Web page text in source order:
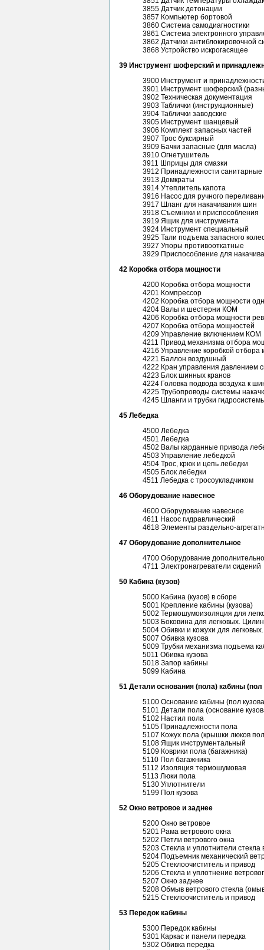
3855 Датчик детонации
3857 Компьютер бортовой
3860 Система самодиагностики
3861 Система электронного
3862 Датчики антиблокировочной
3868 Устройство искрогасящее
39 Инструмент шоферский и
3900 Инструмент и
3901 Инструмент шоферский
3902 Техническая документация
3903 Таблички (инструкционные)
3904 Таблички заводские
3905 Инструмент шанцевый
3906 Комплект запасных частей
3907 Трос буксирный
3909 Бачки запасные (для масла)
3910 Огнетушитель
3911 Шприцы для смазки
3912 Принадлежности санитарные
3913 Домкраты
3914 Утеплитель капота
3916 Насос для ручного
3917 Шланг для накачивания шин
3918 Съемники и приспособления
3919 Ящик для инструмента
3924 Инструмент специальный
3925 Тали подъема запасного
3927 Упоры противооткатные
3929 Приспособление для
42 Коробка отбора мощности
4200 Коробка отбора мощности
4201 Компрессор
4202 Коробка отбора мощности
4204 Валы и шестерни КОМ
4206 Коробка отбора мощности
4207 Коробка отбора мощностей
4209 Управление включением КОМ
4211 Привод механизма отбора
4216 Управление коробкой отбора
4221 Баллон воздушный
4222 Кран управления давлением
4223 Блок шинных кранов
4224 Головка подвода воздуха к
4225 Трубопроводы системы
4245 Шланги и трубки
45 Лебедка
4500 Лебедка
4501 Лебедка
4502 Валы карданные привода
4503 Управление лебедкой
4504 Трос, крюк и цепь лебедки
4505 Блок лебедки
4511 Лебедка с тросоукладчиком
46 Оборудование навесное
4600 Оборудование навесное
4611 Насос гидравлический
4618 Элементы раздельно-
47 Оборудование дополнительное
4700 Оборудование
4711 Электронагреватели сидений
50 Кабина (кузов)
5000 Кабина (кузов) в сборе
5001 Крепление кабины (кузова)
5002 Термошумоизоляция для
5003 Боковина для легковых.
5004 Обивки и кожухи для
5007 Обивка кузова
5009 Трубки механизма подъема
5011 Обивка кузова
5018 Запор кабины
5099 Кабина
51 Детали основания (пола) кабины (пол
5100 Основание кабины (пол
5101 Детали пола (основание
5102 Настил пола
5105 Принадлежности пола
5107 Кожух пола (крышки люков
5108 Ящик инструментальный
5109 Коврики пола (багажника)
5110 Пол багажника
5112 Изоляция термошумовая
5113 Люки пола
5130 Уплотнители
5199 Пол кузова
52 Окно ветровое и заднее
5200 Окно ветровое
5201 Рама ветрового окна
5202 Петли ветрового окна
5203 Стекла и уплотнители стекла
5204 Подъемник механический
5205 Стеклоочиститель и привод
5206 Стекла и уплотнение
5207 Окно заднее
5208 Обмыв ветрового стекла
5215 Стеклоочиститель и привод
53 Передок кабины
5300 Передок кабины
5301 Каркас и панели передка
5302 Обивка передка